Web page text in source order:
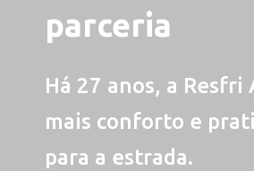
parceria
Há 27 anos, a Resfri
mais conforto e
para a estrada.